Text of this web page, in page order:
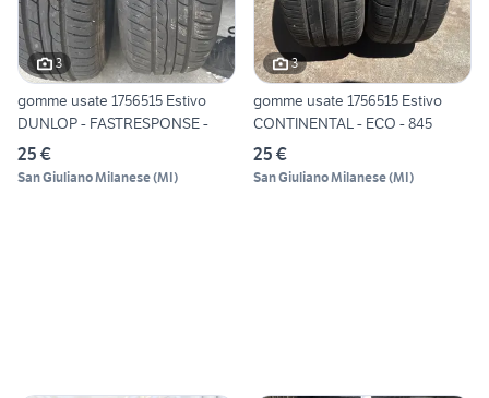
3
gomme usate 1756515 Estivo
DUNLOP - FASTRESPONSE -
25 €
San Giuliano Milanese(MI)
3
gomme usate 1756515 Estivo
CONTINENTAL - ECO - 845
25 €
San Giuliano Milanese(MI)